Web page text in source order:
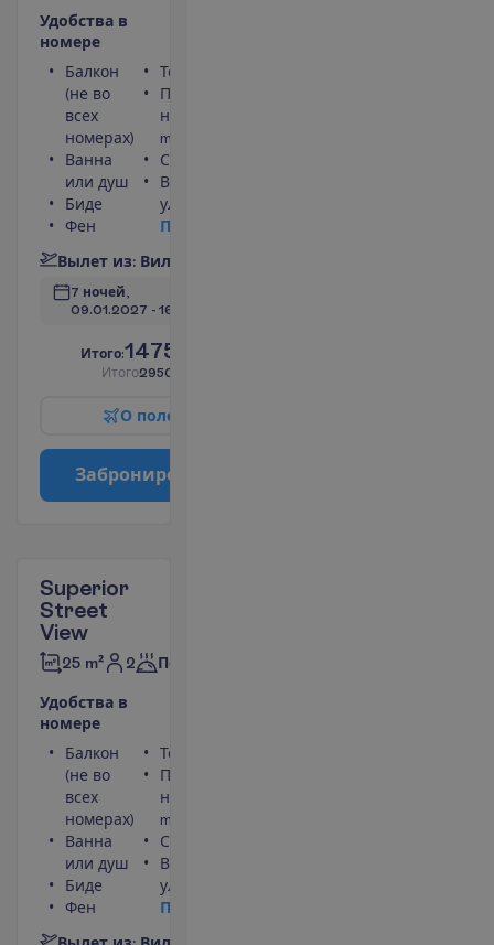
Удобства в
номере
Балкон
(не во
всех
номерах)
Ванна
или душ
Биде
Фен
Телефон
Площадь
номера 25
m²
Сейф
Вид на
улицу
П
Вылет из: Вил
7 ночей,
09.01.2027 - 16.01.2027
Итого:1475.00
Итого2950.00
О поле
Заброниро
Superior
Street
View
25 m² 2 Полупансион
Удобства в
номере
Балкон
(не во
всех
номерах)
Ванна
или душ
Биде
Фен
Телефон
Площадь
номера 25
m²
Сейф
Вид на
улицу
П